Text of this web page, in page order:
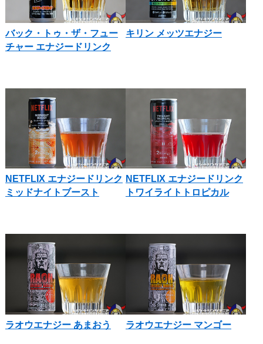
バック・トゥ・ザ・フュー
チャー エナジードリンク
キリン メッツエナジー
NETFLIX エナジードリンク
ミッドナイトブースト
NETFLIX エナジードリンク
トワイライトトロピカル
ラオウエナジー あまおう ラオウエナジー マンゴー